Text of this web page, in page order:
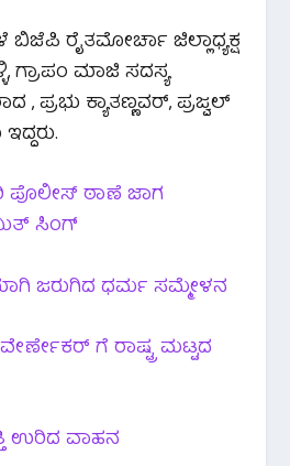
ರೈತಮೋರ್ಚಾ ಜಿಲ್ಲಾಧ್ಯಕ್ಷ
ಗ್ರಾಪಂ ಮಾಜಿ ಸದಸ್ಯ
, ಪ್ರಭು ಕ್ಯಾತಣ್ಣವರ್, ಪ್ರಜ್ವಲ್
ಪೊಲೀಸ್ ಠಾಣೆ ಜಾಗ
ಸಿಂಗ್
ಜರುಗಿದ ಧರ್ಮ ಸಮ್ಮೇಳನ
ಗೆ ರಾಷ್ಟ್ರ ಮಟ್ಟದ
ಉರಿದ ವಾಹನ